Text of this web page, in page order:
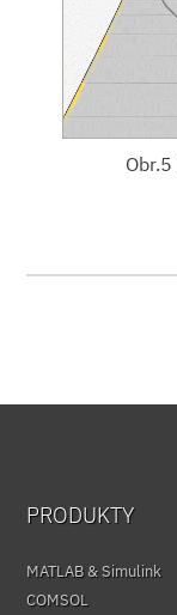
PRODUKTY
MATLAB & Simulink
COMSOL